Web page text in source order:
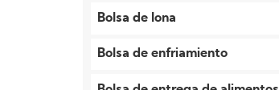
Bolsa de lona
Bolsa de enfriamiento